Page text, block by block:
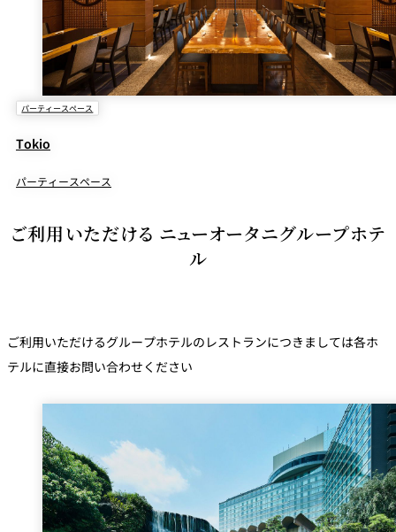
パーティースペース
Tokio
パーティースペース
ご利用いただける ニューオータニグループホテ
ル
ご利用いただけるグループホテルのレストランにつきましては各ホ
テルに直接お問い合わせください